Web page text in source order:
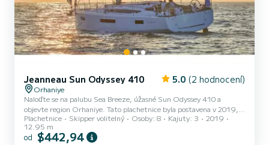
Jeanneau Sun Odyssey 410 5.0 (2 hodnocení)
Orhaniye
Naloďte se na palubu Sea Breeze, úžasné Sun Odyssey 410 a
objevte region Orhaniye. Tato plachetnice byla postavena v 2019,
aby zajistila naprosté pohodlí a výkon na moři. Loď má 3 plně
vybavené kajuty a kapacitu 8 osob. S celkovou délkou 13 metrů
bude vaším nejlepším spojencem pro strávení výjimečné dovolené na
Plachetnice Skipper volitelný Osoby: 8 Kajuty: 3
2019
12.95 m
od $442,94